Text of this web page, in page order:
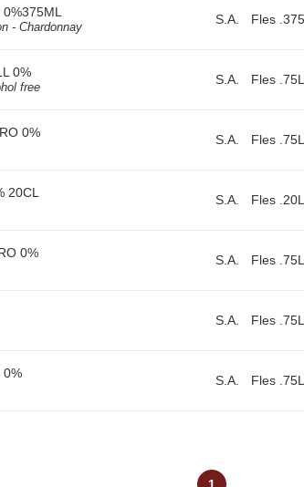
- Chardonnay
S.A. Fles
0%
free
S.A. Fles
0% S.A. Fles
20CL S.A. Fles
0% S.A. Fles
S.A. Fles
0% S.A. Fles